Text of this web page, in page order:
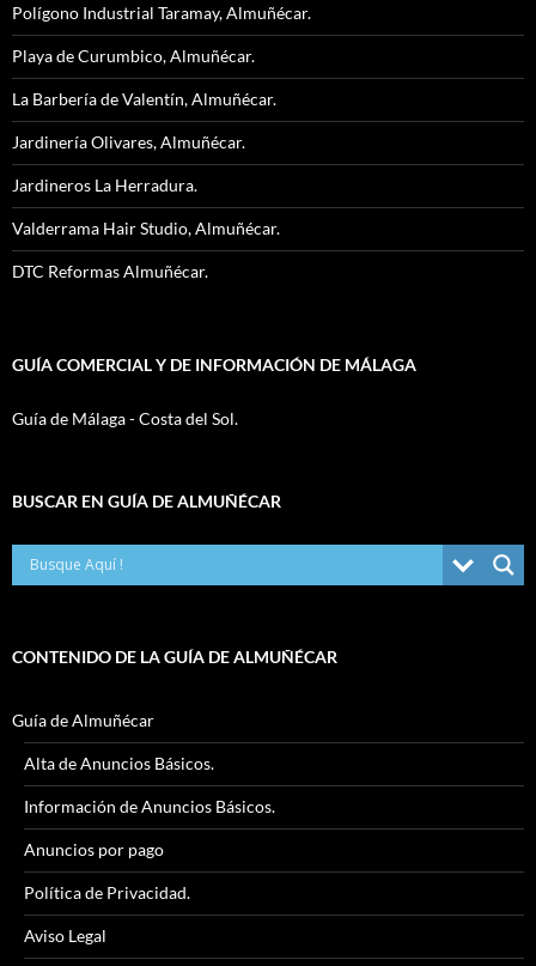
Polígono Industrial Taramay, Almuñécar.
Playa de Curumbico, Almuñécar.
La Barbería de Valentín, Almuñécar.
Jardinería Olivares, Almuñécar.
Jardineros La Herradura.
Valderrama Hair Studio, Almuñécar.
DTC Reformas Almuñécar.
GUÍA COMERCIAL Y DE INFORMACIÓN DE MÁLAGA
Guía de Málaga - Costa del Sol.
BUSCAR EN GUÍA DE ALMUÑÉCAR
CONTENIDO DE LA GUÍA DE ALMUÑÉCAR
Guía de Almuñécar
Alta de Anuncios Básicos.
Información de Anuncios Básicos.
Anuncios por pago
Política de Privacidad.
Aviso Legal